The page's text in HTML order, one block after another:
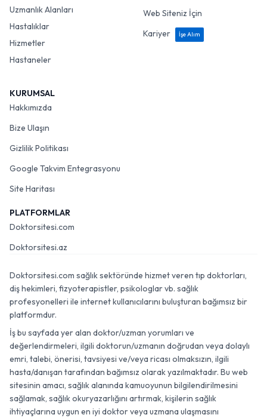
Uzmanlık Alanları
Hastalıklar
Hizmetler
Hastaneler
Web Siteniz İçin
Kariyer
İşe Alım
KURUMSAL
Hakkımızda
Bize Ulaşın
Gizlilik Politikası
Google Takvim Entegrasyonu
Site Haritası
PLATFORMLAR
Doktorsitesi.com
Doktorsitesi.az
Doktorsitesi.com sağlık sektöründe hizmet veren tıp doktorları,
diş hekimleri, fizyoterapistler, psikologlar vb. sağlık
profesyonelleri ile internet kullanıcılarını buluşturan bağımsız bir
platformdur.
İş bu sayfada yer alan doktor/uzman yorumları ve
değerlendirmeleri, ilgili doktorun/uzmanın doğrudan veya dolaylı
emri, talebi, önerisi, tavsiyesi ve/veya ricası olmaksızın, ilgili
hasta/danışan tarafından bağımsız olarak yazılmaktadır. Bu web
sitesinin amacı, sağlık alanında kamuoyunun bilgilendirilmesini
sağlamak, sağlık okuryazarlığını artırmak, kişilerin sağlık
ihtiyaçlarına uygun en iyi doktor veya uzmana ulaşmasını